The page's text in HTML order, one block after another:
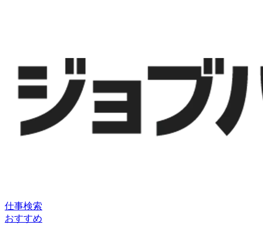
仕事検索
おすすめ